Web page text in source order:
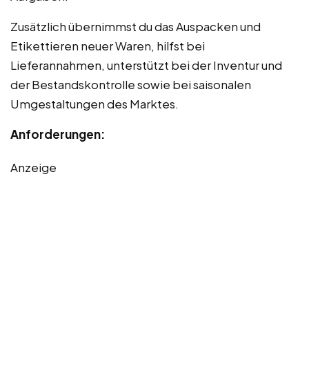
Zusätzlich übernimmst du das Auspacken und
Etikettieren neuer Waren, hilfst bei
Lieferannahmen, unterstützt bei der Inventur und
der Bestandskontrolle sowie bei saisonalen
Umgestaltungen des Marktes.
Anforderungen:
Anzeige